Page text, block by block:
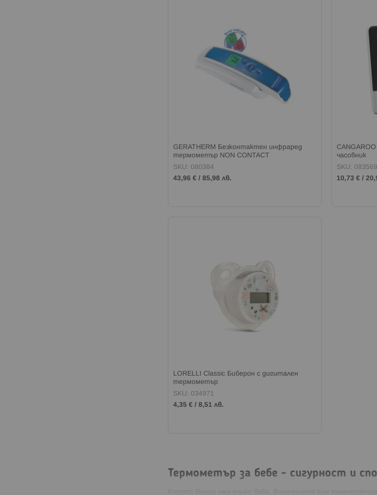
GERATHERM Безконтактен инфраред
термометър NON CONTACT
SKU: 080384
43,96 € / 85,98 лв.
часовник
SKU: 083569
10,73 € /
LORELLI Classic Биберон с дигитален
термометър
SKU: 034971
4,35 € / 8,51 лв.
Термометър за бебе - сигурност и